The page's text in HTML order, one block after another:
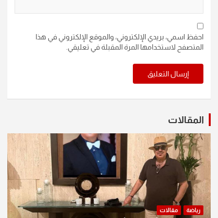
احفظ اسمي، بريدي الإلكتروني، والموقع الإلكتروني في هذا
المتصفح لاستخدامها المرة المقبلة في تعليقي.
المقالات
رياضة مقالات